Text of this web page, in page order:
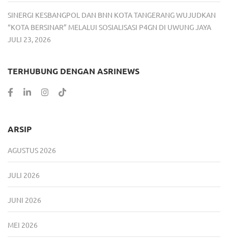
SINERGI KESBANGPOL DAN BNN KOTA TANGERANG WUJUDKAN
“KOTA BERSINAR” MELALUI SOSIALISASI P4GN DI UWUNG JAYA
JULI 23, 2026
TERHUBUNG DENGAN ASRINEWS
ARSIP
AGUSTUS 2026
JULI 2026
JUNI 2026
MEI 2026